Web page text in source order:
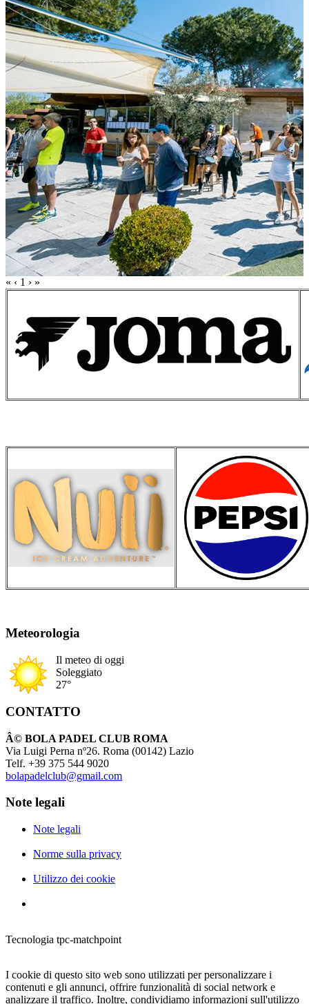
« ‹ 1 › »
Meteorologia
Il meteo di oggi
Soleggiato
27°
CONTATTO
Â© BOLA PADEL CLUB ROMA
Via Luigi Perna nº26. Roma (00142) Lazio
Telf. +39 375 544 9020
bolapadelclub@gmail.com
Note legali
Note legali
Norme sulla privacy
Utilizzo dei cookie
Tecnologia tpc-matchpoint
I cookie di questo sito web sono utilizzati per personalizzare i
contenuti e gli annunci, offrire funzionalità di social network e
analizzare il traffico. Inoltre, condividiamo informazioni sull'utilizzo